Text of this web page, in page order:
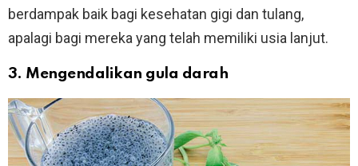
berdampak baik bagi kesehatan gigi dan tulang,
apalagi bagi mereka yang telah memiliki usia lanjut.
3. Mengendalikan gula darah